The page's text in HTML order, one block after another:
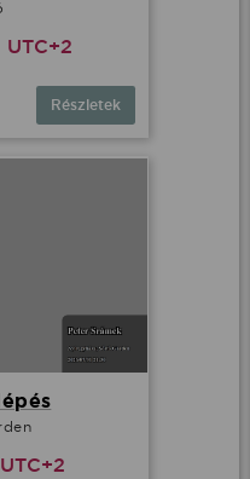
Részletek